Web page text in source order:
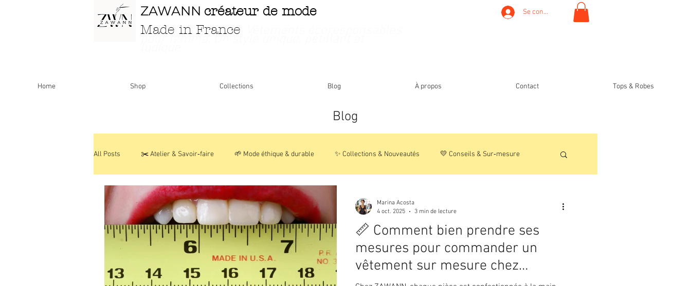
ZAWANN créateur de mode
Made in France
Se connecter
Home Shop Collections Blog À propos Contact Tops & Robes
Blog
All Posts ✂️ Atelier & Savoir‑faire 🌱 Mode éthique & durable ✨ Collections & Nouveautés 💛 Conseils & Sur‑mesure
Personnalisations & Modèles uniques 🌸 Histoires & Inspirations
📏 Comment bien prendre ses
mesures pour commander un
vêtement sur mesure chez
Marina Acosta
4 oct. 2025
3 min de lecture